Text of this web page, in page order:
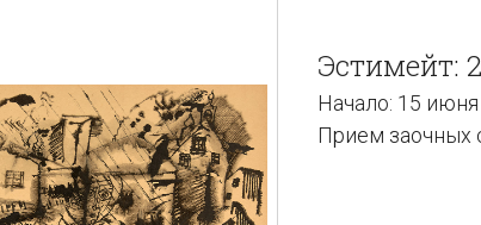
Эстимейт:
Начало: 15
Прием заочных